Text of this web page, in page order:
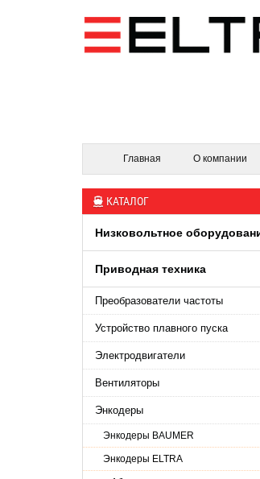
Главная О компании
КАТАЛОГ
Низковольтное
Приводная техника
Преобразователи частоты
Устройство плавного пуска
Электродвигатели
Вентиляторы
Энкодеры
Энкодеры BAUMER
Энкодеры ELTRA